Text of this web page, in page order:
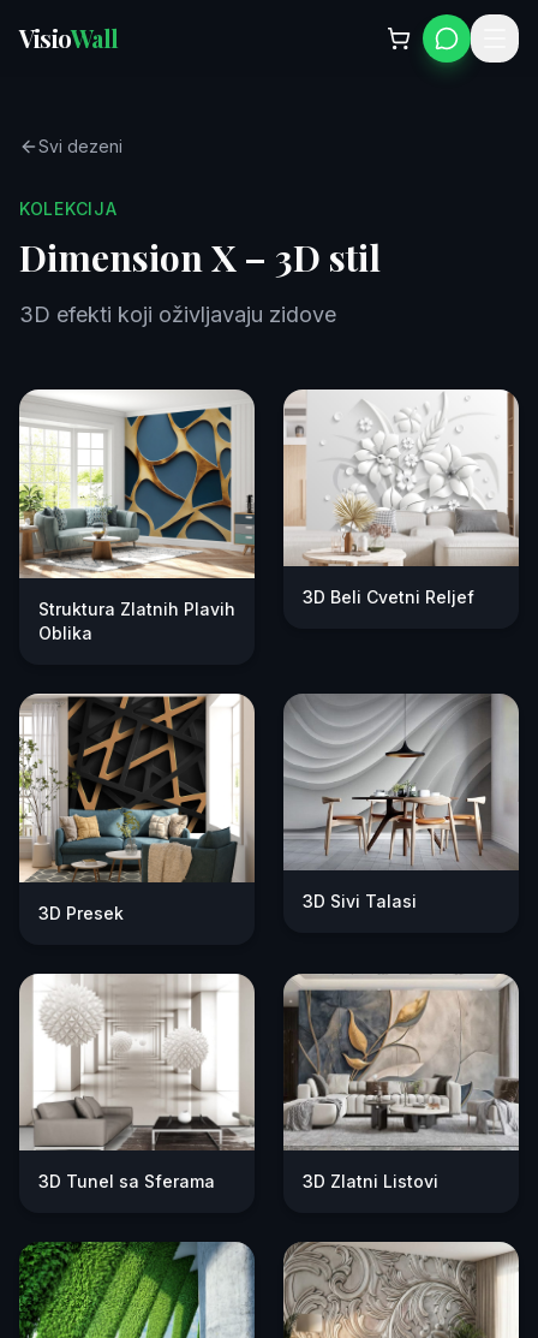
VisioWall
Svi dezeni
KOLEKCIJA
Dimension X – 3D stil
3D efekti koji oživljavaju zidove
Struktura Zlatnih Plavih
Oblika
3D Beli Cvetni Reljef
3D Presek
3D Sivi Talasi
3D Tunel sa Sferama 3D Zlatni Listovi